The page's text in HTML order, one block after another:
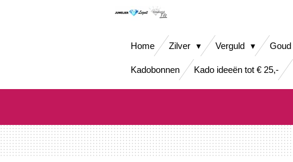
Home Zilver Verguld Goud
Kadobonnen Kado ideeën tot € 25,-